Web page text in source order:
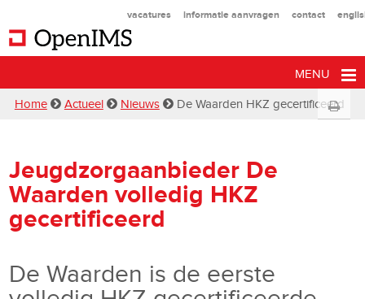
vacatures informatie aanvragen contact
MENU
Home Actueel Nieuws De Waarden HKZ gecertificeerd
Jeugdzorgaanbieder De
Waarden volledig HKZ
gecertificeerd
De Waarden is de eerste